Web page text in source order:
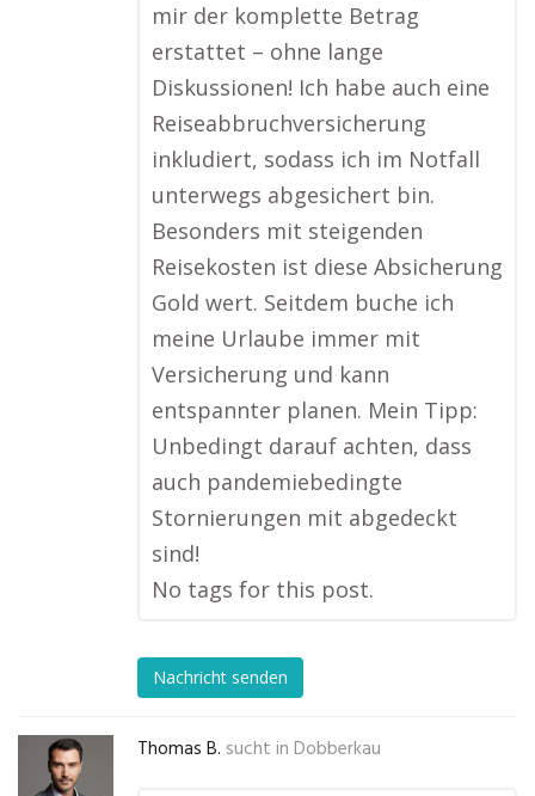
mir der komplette Betrag
erstattet – ohne lange
Diskussionen! Ich habe auch eine
Reiseabbruchversicherung
inkludiert, sodass ich im Notfall
unterwegs abgesichert bin.
Besonders mit steigenden
Reisekosten ist diese Absicherung
Gold wert. Seitdem buche ich
meine Urlaube immer mit
Versicherung und kann
entspannter planen. Mein Tipp:
Unbedingt darauf achten, dass
auch pandemiebedingte
Stornierungen mit abgedeckt
sind!
No tags for this post.
Nachricht senden
Thomas B. sucht in Dobberkau